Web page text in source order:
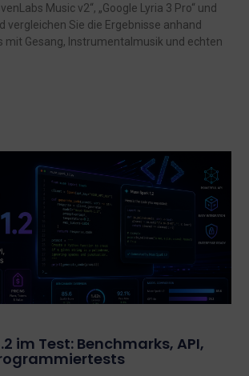
Music v2“, „Google Lyria 3 Pro“ und
vergleichen Sie die Ergebnisse anhand
mit Gesang, Instrumentalmusik und echten
im Test: Benchmarks, API,